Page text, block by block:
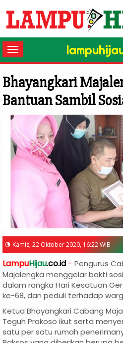
Toggle
navigation
Bhayangkari
Bantuan Sambil
Kamis, 22 Oktober 2020, 16:22 WIB
LampuHijau.co.id - Pengurus
Majalengka menggelar bakti
dalam rangka Hari Kesatuan
ke-68, dan peduli terhadap
Ketua Bhayangkari Cabang
Teguh Prakoso ikut serta
satu per satu rumah